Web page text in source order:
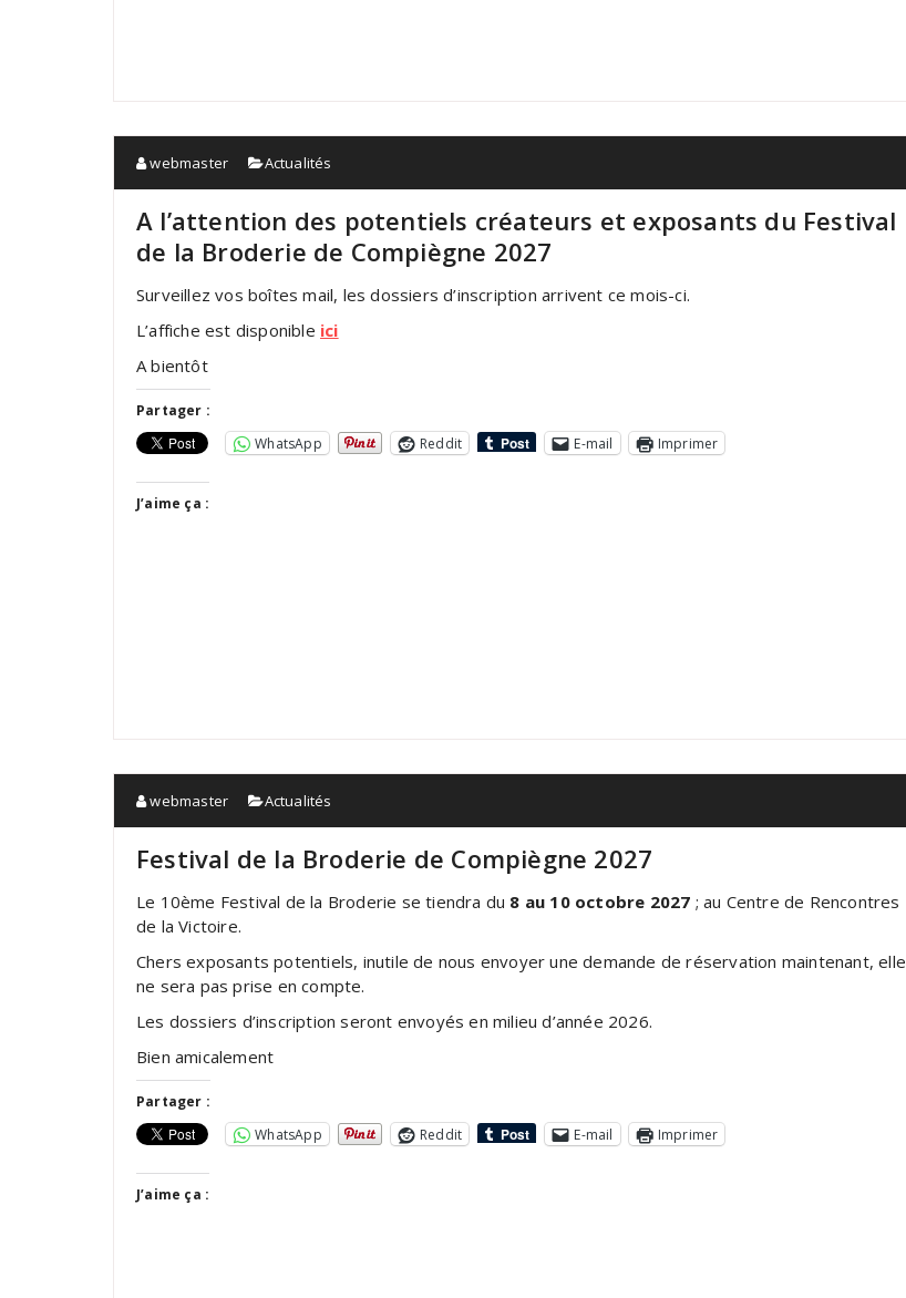
webmaster Actualités
A l’attention des potentiels créateurs et exposants du Festival
de la Broderie de Compiègne 2027
Surveillez vos boîtes mail, les dossiers d’inscription arrivent ce mois-ci.
L’affiche est disponible ici
A bientôt
Partager :
WhatsApp
Reddit E-mail Imprimer
J’aime ça :
webmaster Actualités
Festival de la Broderie de Compiègne 2027
Le 10ème Festival de la Broderie se tiendra du 8 au 10 octobre 2027 ; au Centre de Rencontres
de la Victoire.
Chers exposants potentiels, inutile de nous envoyer une demande de réservation maintenant, elle
ne sera pas prise en compte.
Les dossiers d’inscription seront envoyés en milieu d’année 2026.
Bien amicalement
Partager :
WhatsApp
Reddit E-mail Imprimer
J’aime ça :